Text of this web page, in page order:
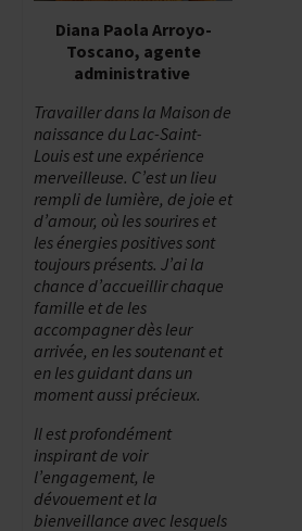
Diana Paola Arroyo-
Toscano, agente
administrative
Travailler dans la Maison de
naissance du Lac-Saint-
Louis est une expérience
merveilleuse. C’est un lieu
rempli de lumière, de joie et
d’amour, où les sourires et
les énergies positives sont
toujours présents. J’ai la
chance d’accueillir chaque
famille et de les
accompagner dès leur
arrivée, en les soutenant et
en les guidant dans un
moment aussi précieux.
Il est profondément
inspirant de voir
l’engagement, le
dévouement et la
bienveillance avec lesquels